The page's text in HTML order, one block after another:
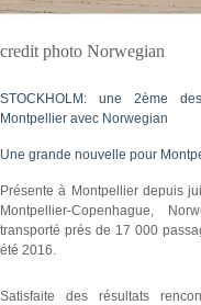
credit photo Norwegian
STOCKHOLM: une 2ème
Montpellier avec Norwegian
Une grande nouvelle pour
Présente à Montpellier depuis
Montpellier-Copenhague,
transporté prés de 17 000
été 2016.
Satisfaite des résultats